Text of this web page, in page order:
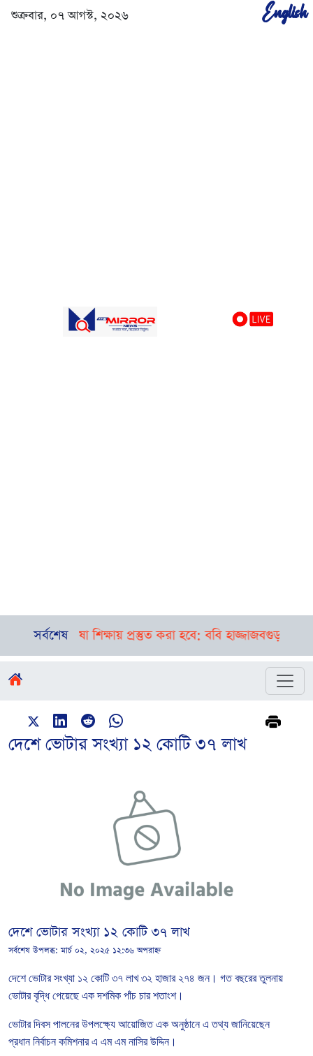
শুক্রবার, ০৭ আগস্ট, ২০২৬ English
সর্বশেষ
ভাষা শিক্ষায় প্রস্তুত করা হবে: ববি হাজ্জাজবগুড়া-সিলেটে
দেশে ভোটার সংখ্যা ১২ কোটি ৩৭ লাখ
দেশে ভোটার সংখ্যা ১২ কোটি ৩৭ লাখ
সর্বশেষ উপলব্ধ:মার্চ ০২, ২০২৫ ১২:৩৬ অপরাহ্ন
দেশে ভোটার সংখ্যা ১২ কোটি ৩৭ লাখ ৩২ হাজার ২৭৪ জন। গত বছরের তুলনায়
ভোটার বৃদ্ধি পেয়েছে এক দশমিক পাঁচ চার শতাংশ।
ভোটার দিবস পালনের উপলক্ষ্যে আয়োজিত এক অনুষ্ঠানে এ তথ্য জানিয়েছেন
প্রধান নির্বাচন কমিশনার এ এম এম নাসির উদ্দিন।